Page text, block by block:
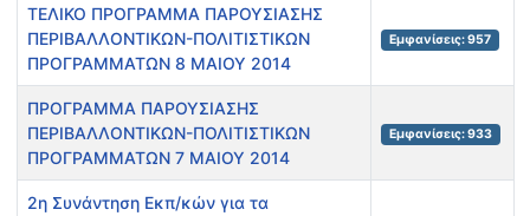
ΤΕΛΙΚΟ ΠΡΟΓΡΑΜΜΑ ΠΑΡΟΥΣΙΑΣΗΣ
ΠΕΡIΒΑΛΛΟΝΤΙΚΩΝ-ΠΟΛΙΤΙΣΤΙΚΩΝ
ΠΡΟΓΡΑΜΜΑΤΩΝ 8 ΜΑΙΟΥ 2014
Εμφανίσεις: 957
ΠΡΟΓΡΑΜΜΑ ΠΑΡΟΥΣΙΑΣΗΣ
ΠΕΡIΒΑΛΛΟΝΤΙΚΩΝ-ΠΟΛΙΤΙΣΤΙΚΩΝ
ΠΡΟΓΡΑΜΜΑΤΩΝ 7 ΜΑΙΟΥ 2014
Εμφανίσεις: 933
2η Συνάντηση Εκπ/κών για τα